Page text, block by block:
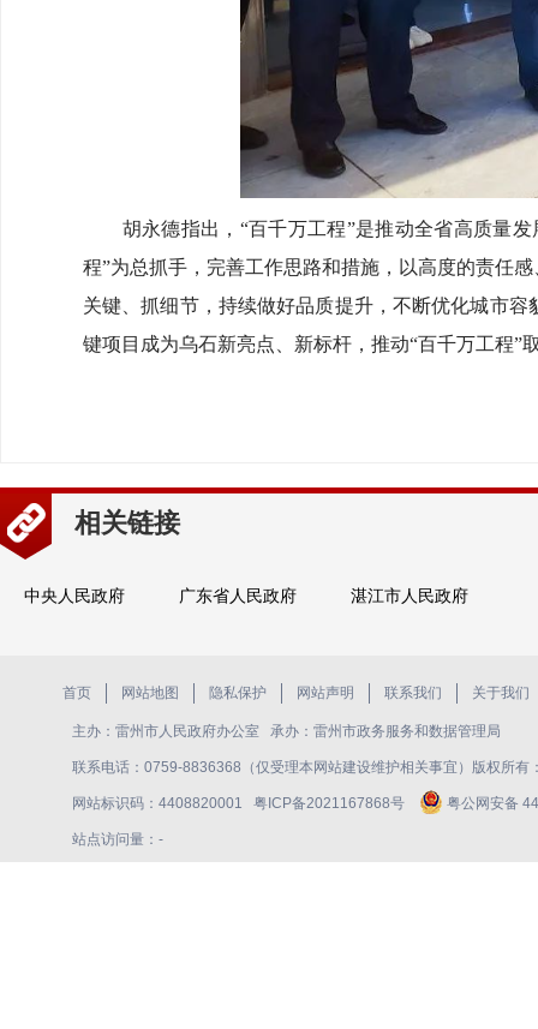
胡永德指出，“百千万工程”是推动全省高质量发
程”为总抓手，完善工作思路和措施，以高度的责任
关键、抓细节，持续做好品质提升，不断优化城市
键项目成为乌石新亮点、新标杆，推动“百千万工程
相关链接
中央人民政府 广东省人民政府 湛江市人民政府
首页 网站地图 隐私保护 网站声明 联系我们 关于我们
主办：雷州市人民政府办公室 承办：雷州市政务服务和数据管理局
联系电话：0759-8836368（仅受理本网站建设维护相关事宜）版权所有
网站标识码：4408820001 粤ICP备2021167868号 粤公网安备
站点访问量： -